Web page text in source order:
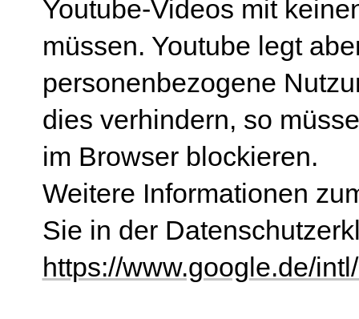
Youtube-Videos mit
müssen. Youtube legt
personenbezogene
dies verhindern, so
im Browser blockieren.
Weitere Informationen
Sie in der
https://www.google.de/